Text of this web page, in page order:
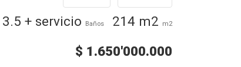
3.5 + servicio Baños 214 m2 m2
$ 1.650'000.000